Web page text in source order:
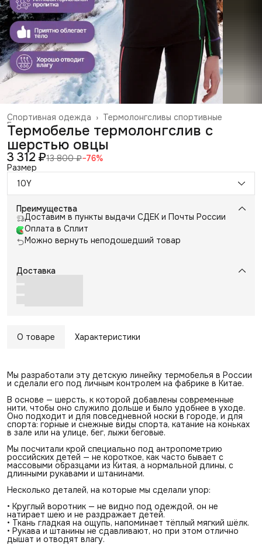
Термолонгсливы спортивные
Спортивная одежда ›
Главная ›
Термобелье термолонгслив с
шерстью овцы
3 312 ₽13 800 ₽−76%
Размер
10Y
Преимущества
Доставим в пункты выдачи СДЕК и Почты России
Оплата в Сплит
Можно вернуть неподошедший товар
Доставка
О товаре Характеристики
Мы разработали эту детскую линейку термобелья в России
и сделали его под личным контролем на фабрике в Китае.
В основе — шерсть, к которой добавлены современные
нити, чтобы оно служило дольше и было удобнее в уходе.
Оно подходит и для повседневной носки в городе, и для
спорта: горные и снежные виды спорта, катание на коньках
в зале или на улице, бег, лыжи беговые.
Мы посчитали крой специально под антропометрию
российских детей — не короткое, как часто бывает с
массовыми образцами из Китая, а нормальной длины, с
длинными рукавами и штанинами.
Несколько деталей, на которые мы сделали упор:
• Круглый воротник — не видно под одеждой, он не
натирает шею и не раздражает детей.
• Ткань гладкая на ощупь, напоминает тёплый мягкий шёлк.
• Рукава и штанины не сдавливают, но при этом отлично
дышат и отводят влагу.